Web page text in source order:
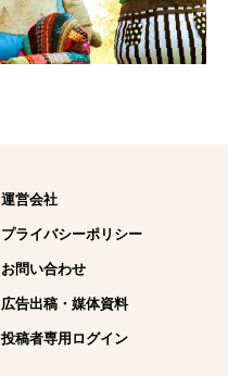
運営会社
プライバシーポリシー
お問い合わせ
広告出稿・媒体資料
投稿者専用ログイン